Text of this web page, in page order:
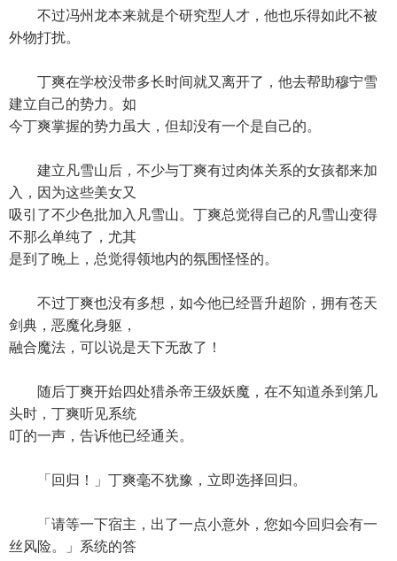
不过冯州龙本来就是个研究型人才，他也乐得如此不被
外物打扰。
丁爽在学校没带多长时间就又离开了，他去帮助穆宁雪
建立自己的势力。如
今丁爽掌握的势力虽大，但却没有一个是自己的。
建立凡雪山后，不少与丁爽有过肉体关系的女孩都来加
入，因为这些美女又
吸引了不少色批加入凡雪山。丁爽总觉得自己的凡雪山变得
不那么单纯了，尤其
是到了晚上，总觉得领地内的氛围怪怪的。
不过丁爽也没有多想，如今他已经晋升超阶，拥有苍天
剑典，恶魔化身躯，
融合魔法，可以说是天下无敌了！
随后丁爽开始四处猎杀帝王级妖魔，在不知道杀到第几
头时，丁爽听见系统
叮的一声，告诉他已经通关。
「回归！」丁爽毫不犹豫，立即选择回归。
「请等一下宿主，出了一点小意外，您如今回归会有一
丝风险。」系统的答